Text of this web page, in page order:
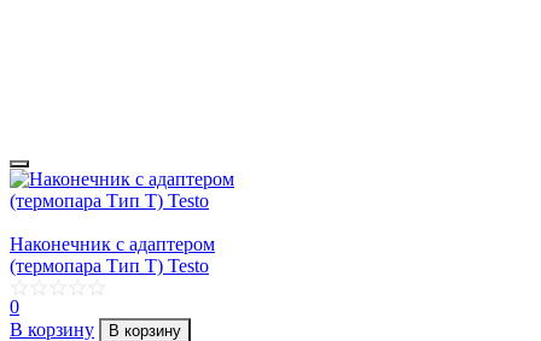
Наконечник с адаптером
(термопара Тип Т) Testo
0
В корзину
В корзину